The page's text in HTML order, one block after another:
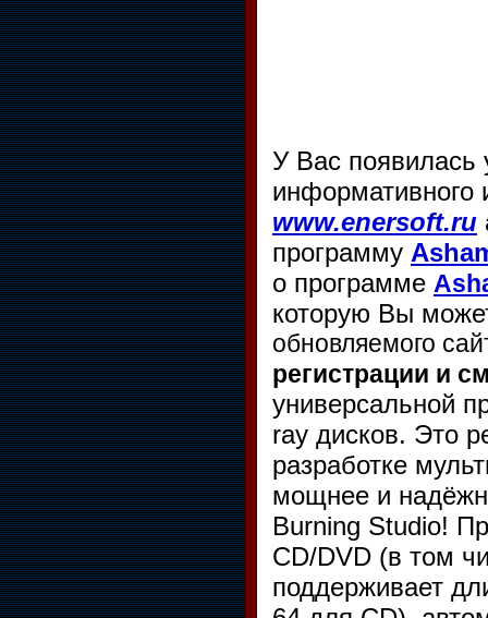
У Вас появилась
информативного
www.enersoft.ru
программу
о программе
которую Вы
обновляемого
регистрации и
универсальной
ray дисков. Это
разработке
мощнее и
Burning Studio!
CD/DVD (в том
поддерживает